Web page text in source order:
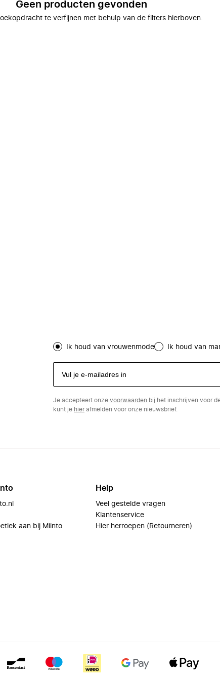
Geen producten gevonden
te verfijnen met behulp van de filters hierboven.
Ik houd van vrouwenmode Ik houd van
Je accepteert onze voorwaarden bij het inschrijven voor
kunt je hierafmelden voor onze nieuwsbrief.
aan bij Miinto
Help
Veel gestelde vragen
Klantenservice
Hier herroepen (Retourneren)